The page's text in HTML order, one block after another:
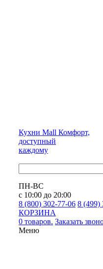
Кухни Mall Комфорт,
доступный
каждому
ПН-ВС
с 10:00 до 20:00
8 (800) 302-77-06 8 (499)
КОРЗИНА
0 товаров. Заказать
Меню